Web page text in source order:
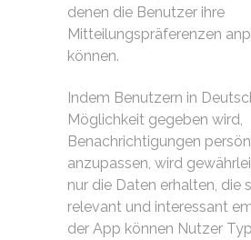
denen die Benutzer ihre
Mitteilungspräferenzen
können.
Indem Benutzern in
Möglichkeit gegeben wird,
Benachrichtigungen
anzupassen, wird
nur die Daten erhalten, die
relevant und interessant
der App können Nutzer